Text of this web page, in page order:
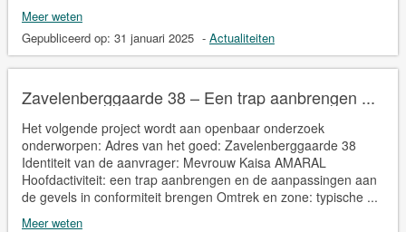
Meer weten
Gepubliceerd op: 31 januari 2025 - Actualiteiten
Zavelenberggaarde 38 – Een trap aanbrengen ...
Het volgende project wordt aan openbaar onderzoek
onderworpen: Adres van het goed: Zavelenberggaarde 38
Identiteit van de aanvrager: Mevrouw Kaisa AMARAL
Hoofdactiviteit: een trap aanbrengen en de aanpassingen aan
de gevels in conformiteit brengen Omtrek en zone: typische ...
Meer weten